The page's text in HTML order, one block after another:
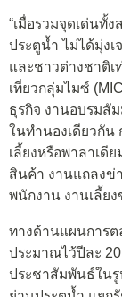
“เมื่อรวมจุดเด่นทั้
ประตูน้ำ ไม่ได้มุ่ง
และชาวต่างชาติ
เที่ยวกลุ่มไมซ์
ธุรกิจ งานอบรมสั
ในทำนองเดียวกัน
เลี้ยงหรือพาลาเดี
สินค้า งานแถลงข่
พนักงาน งานเลี้ย
ทางด้านแผนการต
ประมาณไว้ปีละ
ประชาสัมพันธ์ใน